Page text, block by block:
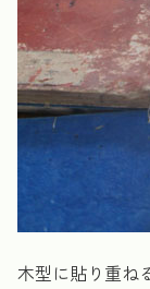
木型に貼り重ね